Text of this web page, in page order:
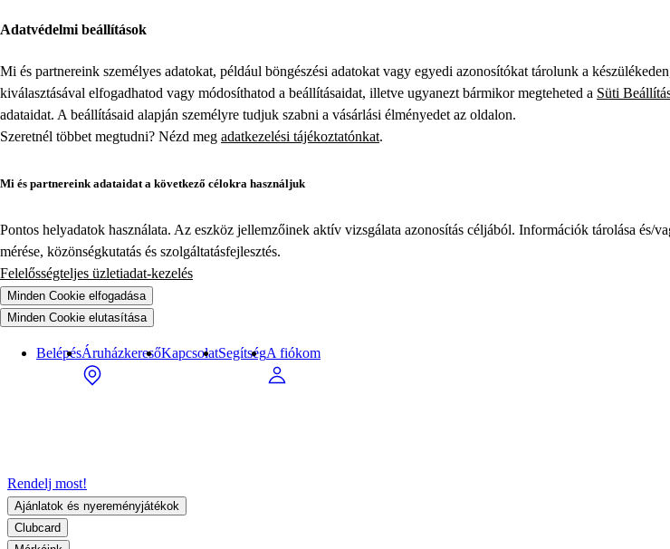
Adatvédelmi beállítások
Mi és partnereink személyes adatokat, például böngészési adatokat vagy egyedi azonosítókat tárolunk a
kiválasztásával elfogadhatod vagy módosíthatod a beállításaidat, illetve ugyanezt bármikor megteheted a Süti
adataidat. A beállításaid alapján személyre tudjuk szabni a vásárlási élményedet az oldalon.
Szeretnél többet megtudni? Nézd meg adatkezelési tájékoztatónkat.
Mi és partnereink adataidat a következő célokra használjuk
Pontos helyadatok használata. Az eszköz jellemzőinek aktív vizsgálata azonosítás céljából. Információk tárolása és/
mérése, közönségkutatás és szolgáltatásfejlesztés.
Felelősségteljes üzletiadat-kezelés
Minden Cookie elfogadása
Minden Cookie elutasítása
BelépésÁruházkeresőKapcsolatSegítségA fiókom
Rendelj most!
Ajánlatok és nyereményjátékok
Clubcard